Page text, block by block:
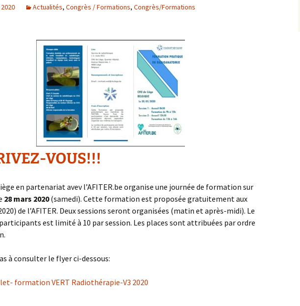
Formulaires d’Adhésion
Actualités, Congrès / Formations, Congrès/Formations
VOUS!!!
en partenariat avev l’AFITER.be organise une journée de formation sur
28 mars 2020(samedi). Cette formation est proposée gratuitement aux
de l’AFITER. Deux sessions seront organisées (matin et après-midi). Le
est limité à 10 par session. Les places sont attribuées par ordre
à consulter le flyer ci-dessous:
formation VERT Radiothérapie-V3 2020